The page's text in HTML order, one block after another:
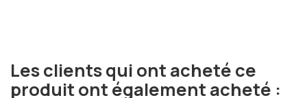
Les clients qui ont acheté ce
produit ont également acheté :